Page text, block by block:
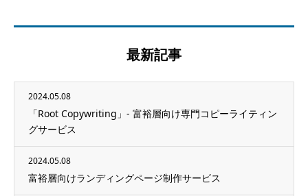
最新記事
2024.05.08
「Root Copywriting」- 富裕層向け専門コピーライティン
グサービス
2024.05.08
富裕層向けランディングページ制作サービス